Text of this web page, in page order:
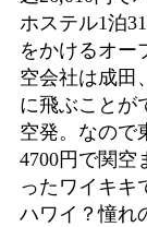
ホステル1泊
をかけるオー
空会社は成田
に飛ぶことが
空発。なので
4700円で関空
ったワイキキ
ハワイ？憧れ